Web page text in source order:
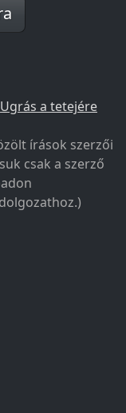
Ugrás a tetejére
írások szerzői
csak a szerző